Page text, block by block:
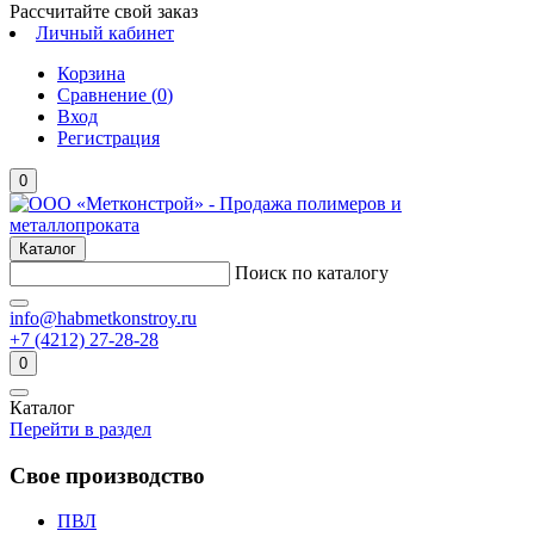
Рассчитайте свой заказ
Личный кабинет
Корзина
Сравнение (0)
Вход
Регистрация
0
Каталог
Поиск по каталогу
info@habmetkonstroy.ru
+7 (4212) 27-28-28
0
Каталог
Перейти в раздел
Свое производство
ПВЛ